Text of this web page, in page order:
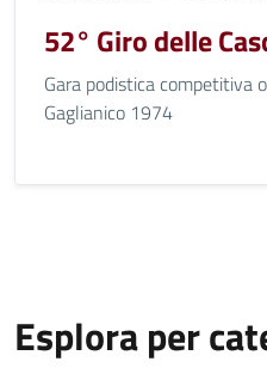
52° Giro delle
Gara podistica competitiva
Gaglianico 1974
Esplora per